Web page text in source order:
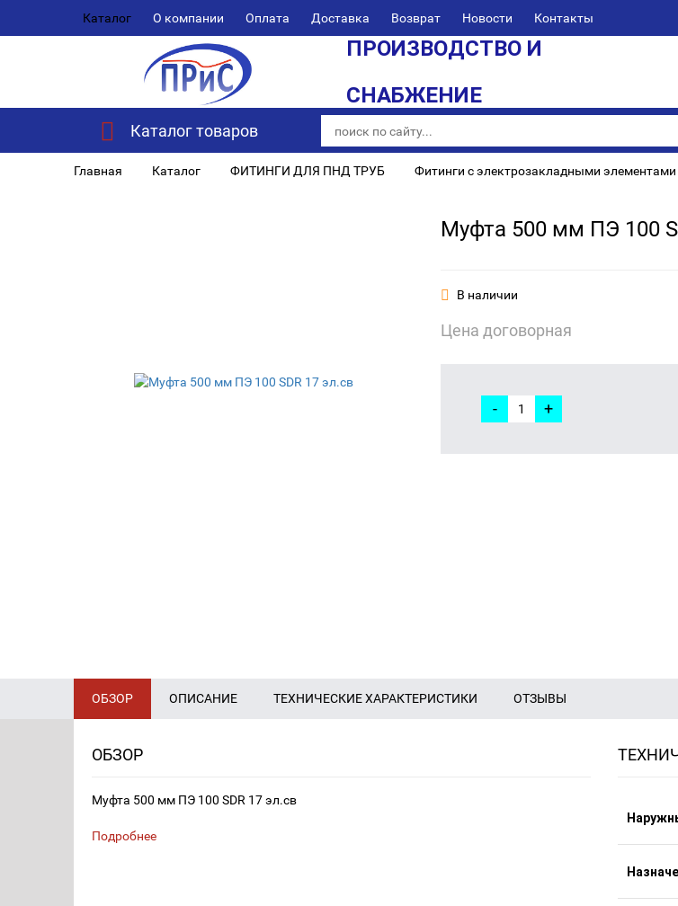
Каталог О компании Оплата Доставка Возврат Новости Контакты
ПРОИЗВОДСТВО И
СНАБЖЕНИЕ
Каталог товаров
Главная Каталог ФИТИНГИ ДЛЯ ПНД ТРУБ Фитинги с электрозакладными элементами
Муфта 500 мм ПЭ 100
В наличии
Цена договорная
- +
ОБЗОР ОПИСАНИЕ ТЕХНИЧЕСКИЕ ХАРАКТЕРИСТИКИ ОТЗЫВЫ
ОБЗОР
Муфта 500 мм ПЭ 100 SDR 17 эл.св
Подробнее